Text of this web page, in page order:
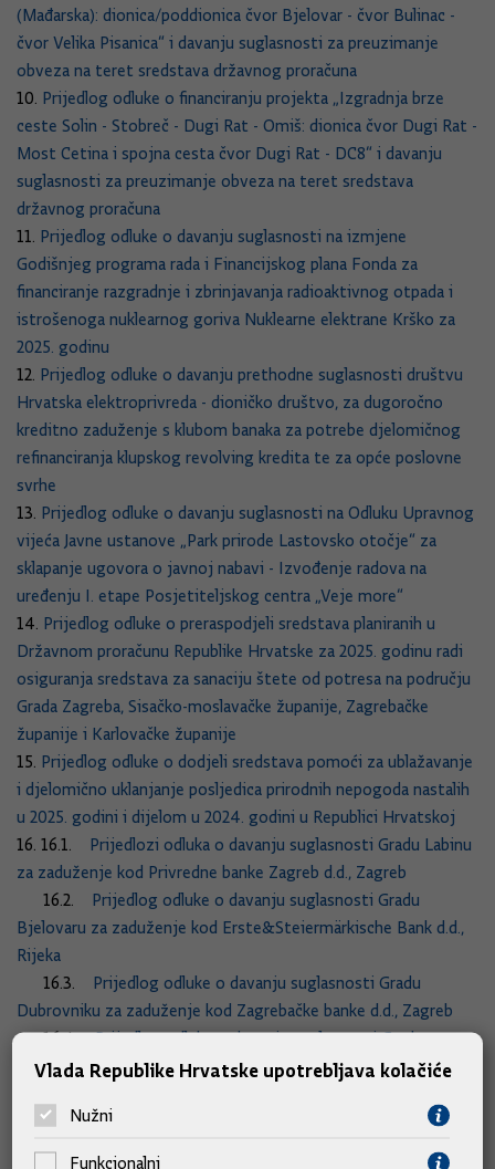
(Mađarska): dionica/poddionica čvor Bjelovar - čvor Bulinac -
čvor Velika Pisanica“ i davanju suglasnosti za preuzimanje
obveza na teret sredstava državnog proračuna
10. Prijedlog odluke o financiranju projekta „Izgradnja brze
ceste Solin - Stobreč - Dugi Rat - Omiš: dionica čvor Dugi Rat -
Most Cetina i spojna cesta čvor Dugi Rat - DC8“ i davanju
suglasnosti za preuzimanje obveza na teret sredstava
državnog proračuna
11. Prijedlog odluke o davanju suglasnosti na izmjene
Godišnjeg programa rada i Financijskog plana Fonda za
financiranje razgradnje i zbrinjavanja radioaktivnog otpada i
istrošenoga nuklearnog goriva Nuklearne elektrane Krško za
2025. godinu
12. Prijedlog odluke o davanju prethodne suglasnosti društvu
Hrvatska elektroprivreda - dioničko društvo, za dugoročno
kreditno zaduženje s klubom banaka za potrebe djelomičnog
refinanciranja klupskog revolving kredita te za opće poslovne
svrhe
13. Prijedlog odluke o davanju suglasnosti na Odluku Upravnog
vijeća Javne ustanove „Park prirode Lastovsko otočje“ za
sklapanje ugovora o javnoj nabavi - Izvođenje radova na
uređenju I. etape Posjetiteljskog centra „Veje more“
14. Prijedlog odluke o preraspodjeli sredstava planiranih u
Državnom proračunu Republike Hrvatske za 2025. godinu radi
osiguranja sredstava za sanaciju štete od potresa na području
Grada Zagreba, Sisačko-moslavačke županije, Zagrebačke
županije i Karlovačke županije
15. Prijedlog odluke o dodjeli sredstava pomoći za ublažavanje
i djelomično uklanjanje posljedica prirodnih nepogoda nastalih
u 2025. godini i dijelom u 2024. godini u Republici Hrvatskoj
16. 16.1. Prijedlozi odluka o davanju suglasnosti Gradu Labinu
za zaduženje kod Privredne banke Zagreb d.d., Zagreb
16.2. Prijedlog odluke o davanju suglasnosti Gradu
Bjelovaru za zaduženje kod Erste&Steiermärkische Bank d.d.,
Rijeka
16.3. Prijedlog odluke o davanju suglasnosti Gradu
Dubrovniku za zaduženje kod Zagrebačke banke d.d., Zagreb
16.4.Prijedlog odluke o davanju suglasnosti Gradu
Vrgorcu za zaduženje kod Erste&Steiermärkische Bank d.d.,
16.5.Prijedlog odluke o davanju suglasnosti Općini
Pakoštane za zaduženje kod Privredne banke Zagreb d.d.,
Vlada Republike Hrvatske upotrebljava kolačiće
Nužni
Funkcionalni